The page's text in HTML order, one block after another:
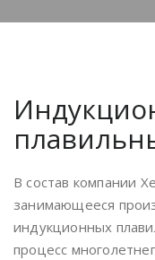
В состав компании
занимающееся
индукционных
процесс